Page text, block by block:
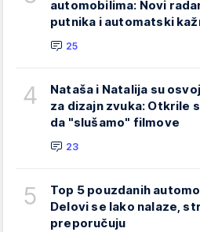
automobilima: Novi
putnika i automatski
25
4
Nataša i Natalija su
za dizajn zvuka: Otkrile
da "slušamo" filmove
23
5
Top 5 pouzdanih
Delovi se lako nalaze,
preporučuju